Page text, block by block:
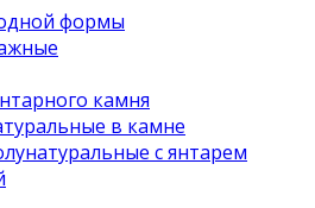
формы
камня
в камне
с янтарем